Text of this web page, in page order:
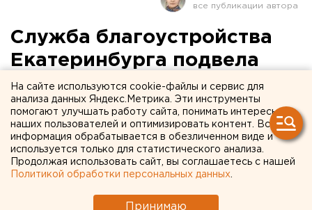
Служба благоустройства
Екатеринбурга подвела
итоги работы за лето
На сайте используются cookie-файлы и сервис для
анализа данных Яндекс.Метрика. Эти инструменты
помогают улучшать работу сайта, понимать интересы
наших пользователей и оптимизировать контент. Вся
информация обрабатывается в обезличенном виде и
используется только для статистического анализа.
Продолжая использовать сайт, вы соглашаетесь с нашей
Политикой обработки персональных данных
Принимаю